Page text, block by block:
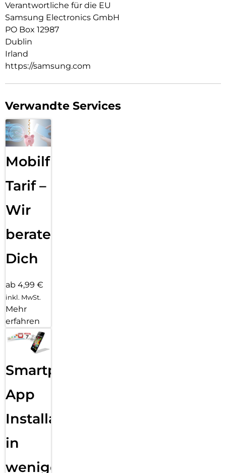
Verantwortliche für die EU
Samsung Electronics GmbH
PO Box 12987
Dublin
Irland
https://samsung.com
Verwandte Services
Mobilfunk
Tarif –
Wir
beraten
Dich
ab 4,99 €
inkl. MwSt.
Mehr
erfahren
Smartphone
App
Installation
in
wenigen